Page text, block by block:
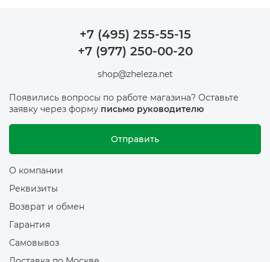
+7 (495) 255-55-15
+7 (977) 250-00-20
shop@zheleza.net
Появились вопросы по работе магазина? Оставьте
заявку через форму письмо руководителю
Отправить
О компании
Реквизиты
Возврат и обмен
Гарантия
Самовывоз